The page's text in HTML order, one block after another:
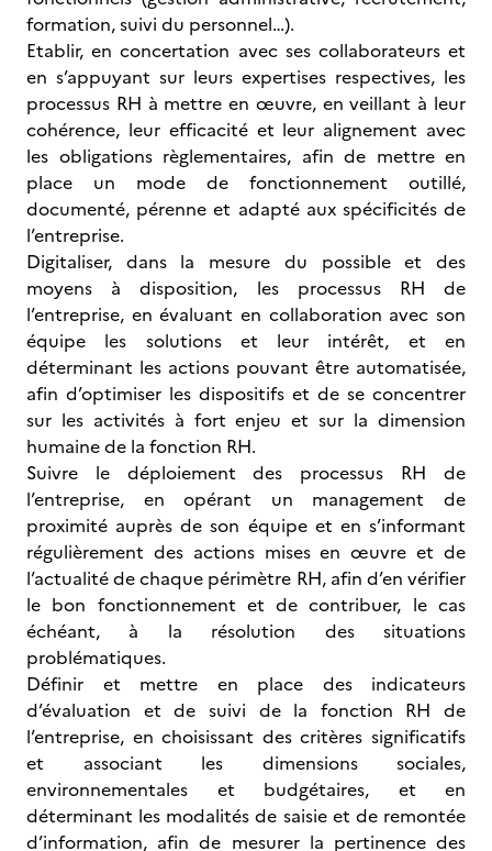
formation, suivi du personnel…).
Etablir, en concertation avec ses collaborateurs et
en s’appuyant sur leurs expertises respectives, les
processus RH à mettre en œuvre, en veillant à leur
cohérence, leur efficacité et leur alignement avec
les obligations règlementaires, afin de mettre en
place un mode de fonctionnement outillé,
documenté, pérenne et adapté aux spécificités de
l’entreprise.
Digitaliser, dans la mesure du possible et des
moyens à disposition, les processus RH de
l’entreprise, en évaluant en collaboration avec son
équipe les solutions et leur intérêt, et en
déterminant les actions pouvant être automatisée,
afin d’optimiser les dispositifs et de se concentrer
sur les activités à fort enjeu et sur la dimension
humaine de la fonction RH.
Suivre le déploiement des processus RH de
l’entreprise, en opérant un management de
proximité auprès de son équipe et en s’informant
régulièrement des actions mises en œuvre et de
l’actualité de chaque périmètre RH, afin d’en vérifier
le bon fonctionnement et de contribuer, le cas
échéant, à la résolution des situations
problématiques.
Définir et mettre en place des indicateurs
d’évaluation et de suivi de la fonction RH de
l’entreprise, en choisissant des critères significatifs
et associant les dimensions sociales,
environnementales et budgétaires, et en
déterminant les modalités de saisie et de remontée
d’information, afin de mesurer la pertinence des